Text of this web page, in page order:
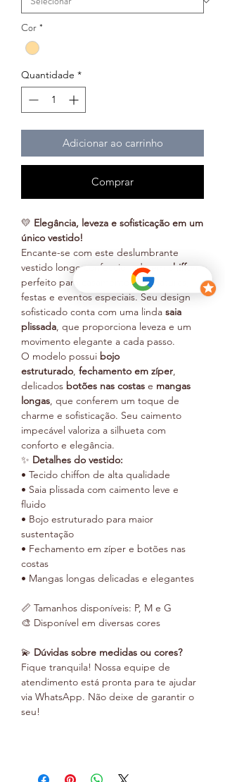
Cor *
Quantidade *
Adicionar ao carrinho
Comprar
💛 Elegância, leveza e sofisticação em um
único vestido!
Encante-se com este deslumbrante
vestido longo confeccionado em
chiffon
perfeito para casamentos, formaturas,
festas e eventos especiais. Seu design
sofisticado conta com uma linda saia
plissada, que proporciona leveza e um
movimento elegante a cada passo.
O modelo possui bojo
estruturado, fechamento em zíper,
delicados botões nas costas e mangas
longas, que conferem um toque de
charme e sofisticação. Seu caimento
impecável valoriza a silhueta com
conforto e elegância.
✨ Detalhes do vestido:
• Tecido chiffon de alta qualidade
• Saia plissada com caimento leve e
fluido
• Bojo estruturado para maior
sustentação
• Fechamento em zíper e botões nas
costas
• Mangas longas delicadas e elegantes
📏 Tamanhos disponíveis: P, M e G
🎨 Disponível em diversas cores
💫 Dúvidas sobre medidas ou cores?
Fique tranquila! Nossa equipe de
atendimento está pronta para te ajudar
via WhatsApp. Não deixe de garantir o
seu!